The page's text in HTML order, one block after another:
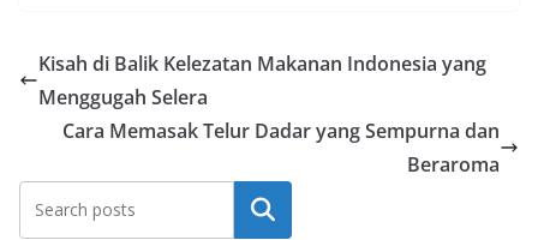
Kisah di Balik Kelezatan Makanan Indonesia yang
Menggugah Selera
Cara Memasak Telur Dadar yang Sempurna dan
Beraroma
Search